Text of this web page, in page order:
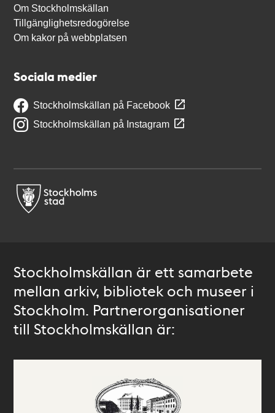
Om Stockholmskällan
Tillgänglighetsredogörelse
Om kakor på webbplatsen
Sociala medier
Stockholmskällan på Facebook
Stockholmskällan på Instagram
Stockholmskällan är ett samarbete
mellan arkiv, bibliotek och museer i
Stockholm. Partnerorganisationer
till Stockholmskällan är: